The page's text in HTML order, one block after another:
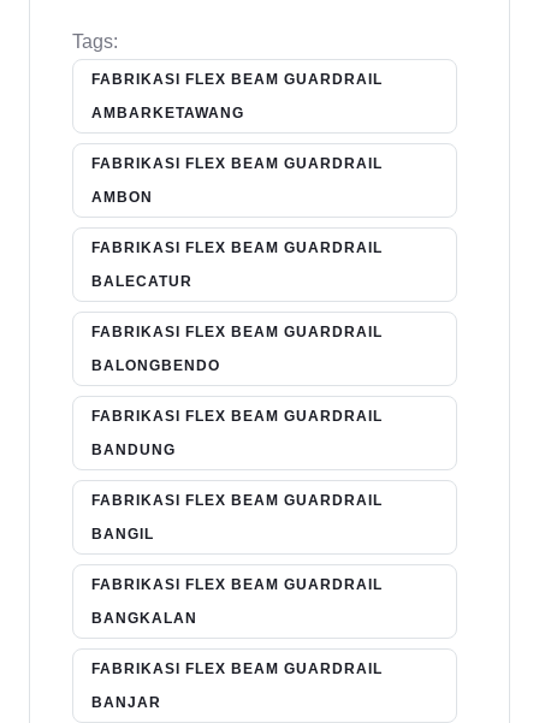
Tags:
FABRIKASI FLEX BEAM GUARDRAIL
AMBARKETAWANG
FABRIKASI FLEX BEAM GUARDRAIL
AMBON
FABRIKASI FLEX BEAM GUARDRAIL
BALECATUR
FABRIKASI FLEX BEAM GUARDRAIL
BALONGBENDO
FABRIKASI FLEX BEAM GUARDRAIL
BANDUNG
FABRIKASI FLEX BEAM GUARDRAIL
BANGIL
FABRIKASI FLEX BEAM GUARDRAIL
BANGKALAN
FABRIKASI FLEX BEAM GUARDRAIL
BANJAR